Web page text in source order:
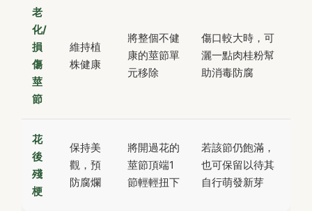
老
化/
損
傷
莖
節
維持植
株健康
將整個不健
康的莖節單
元移除
傷口較大時，可
灑一點肉桂粉幫
助消毒防腐
花
後
殘
梗
保持美
觀，預
防腐爛
將開過花的
莖節頂端1
節輕輕扭下
若該節仍飽滿，
也可保留以待其
自行萌發新芽